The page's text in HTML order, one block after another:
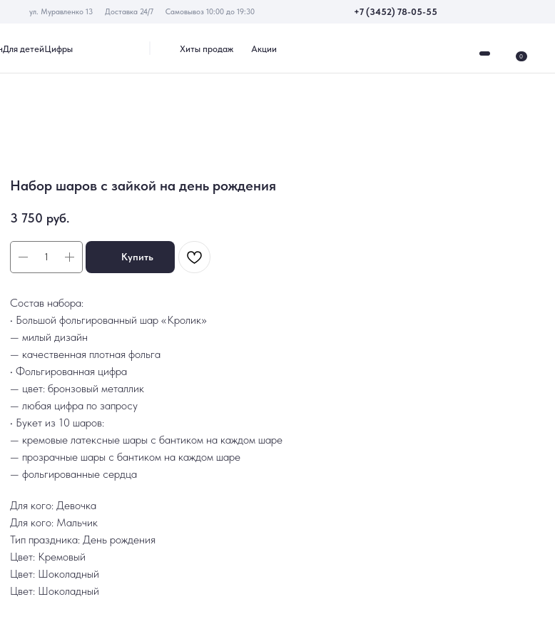
13 Доставка 24/7 Самовывоз 10:00 до 19:30
Цифры
Набор шаров с зайкой на день рождения
3 750 руб.
Купить
Состав набора:
• Большой фольгированный шар «Кролик»
— милый дизайн
— качественная плотная фольга
• Фольгированная цифра
— цвет: бронзовый металлик
— любая цифра по запросу
• Букет из 10 шаров:
— кремовые латексные шары с бантиком на каждом шаре
— прозрачные шары с бантиком на каждом шаре
— фольгированные сердца
Для кого: Девочка
Для кого: Мальчик
Тип праздника: День рождения
Цвет: Кремовый
Цвет: Шоколадный
Цвет: Шоколадный